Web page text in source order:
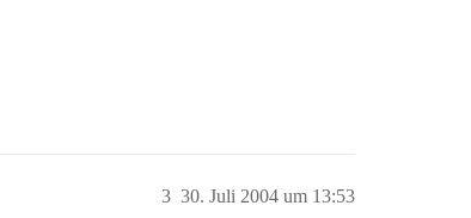
30. Juli 2004 um 13:53
3